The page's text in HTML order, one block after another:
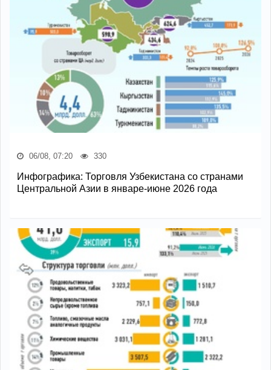
06/08, 07:20 330
Инфографика: Торговля Узбекистана со странами
Центральной Азии в январе-июне 2026 года